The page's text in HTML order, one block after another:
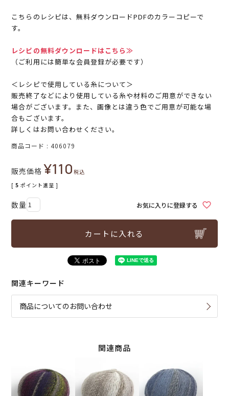
こちらのレシピは、無料ダウンロードPDFのカラーコピーで
す。
レシピの無料ダウンロードはこちら≫
（ご利用には簡単な会員登録が必要です）
＜レシピで使用している糸について＞
販売終了などにより使用している糸や材料のご用意ができない
場合がございます。また、画像とは違う色でご用意が可能な場
合もございます。
詳しくはお問い合わせください。
商品コード 406079
販売価格 ¥110税込
[ 5 ポイント進呈 ]
お気に入りに登録する
カートに入れる
関連キーワード
商品についてのお問い合わせ
関連商品